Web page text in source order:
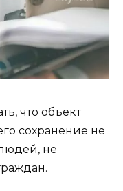
что объект
сохранение не
не